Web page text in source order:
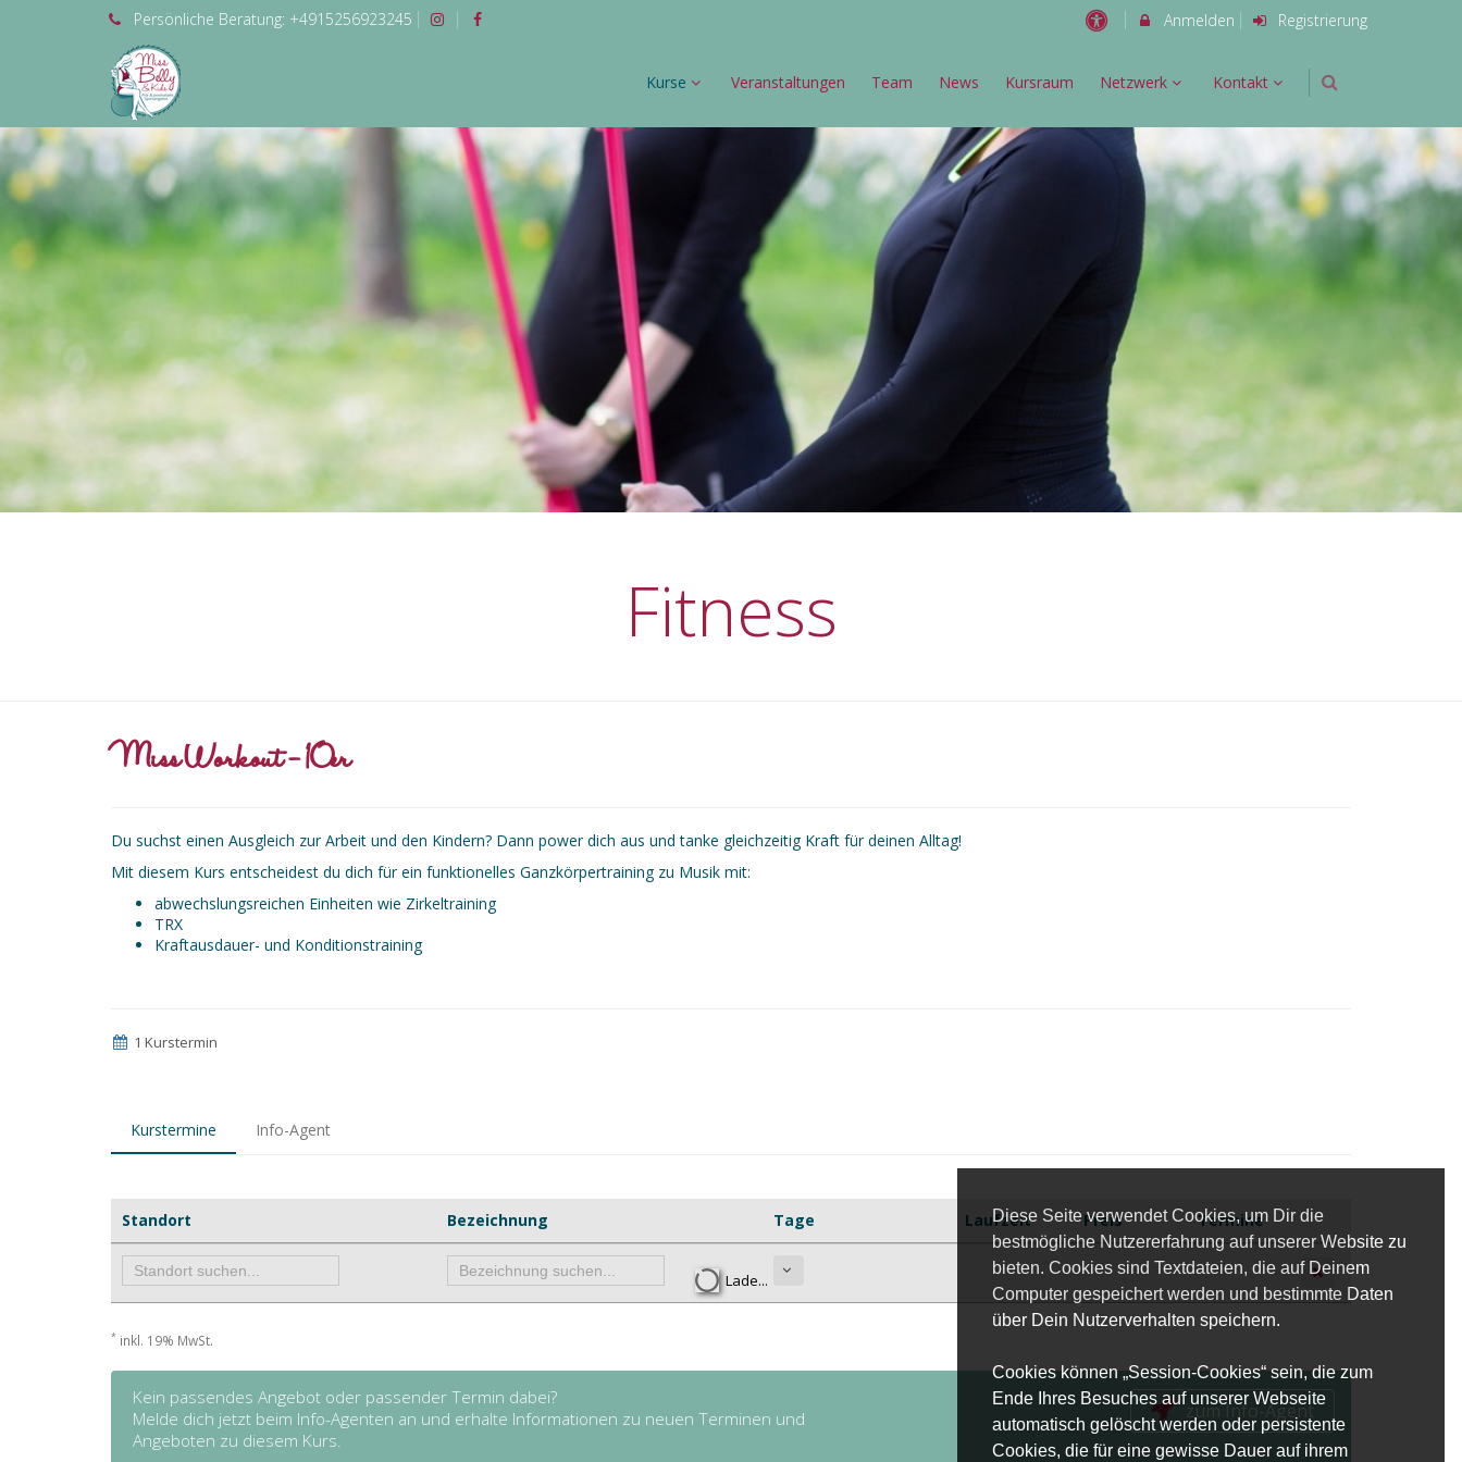
Diese Seite verwendet Cookies, um Dir die
bestmögliche Nutzererfahrung auf unserer Website zu
bieten. Cookies sind Textdateien, die auf Deinem
Computer gespeichert werden und bestimmte Daten
über Dein Nutzerverhalten speichern.
Cookies können „Session-Cookies“ sein, die zum
Ende Ihres Besuches auf unserer Webseite
automatisch gelöscht werden oder persistente
Cookies, die für eine gewisse Dauer auf ihrem
Persönliche Beratung: +4915256923245 Anmelden Registrierung
Kurse Veranstaltungen Team News Kursraum Netzwerk Kontakt
Fitness
Miss Workout - 10er
Du suchst einen Ausgleich zur Arbeit und den Kindern? Dann power dich aus und tanke gleichzeitig Kraft für deinen Alltag!
Mit diesem Kurs entscheidest du dich für ein funktionelles Ganzkörpertraining zu Musik mit:
abwechslungsreichen Einheiten wie Zirkeltraining
TRX
Kraftausdauer- und Konditionstraining
1 Kurstermin
Kurstermine Info-Agent
Standort Bezeichnung Tage Laufzeit Preis Termine
Lade...
* inkl. 19% MwSt.
Kein passendes Angebot oder passender Termin dabei?
Melde dich jetzt beim Info-Agenten an und erhalte Informationen zu neuen Terminen und
Angeboten zu diesem Kurs.
zum Info-Agent